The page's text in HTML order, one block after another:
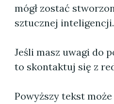
mógł zostać
sztucznej inteligencji.
Jeśli masz uwagi do
to skontaktuj się z
Powyższy tekst